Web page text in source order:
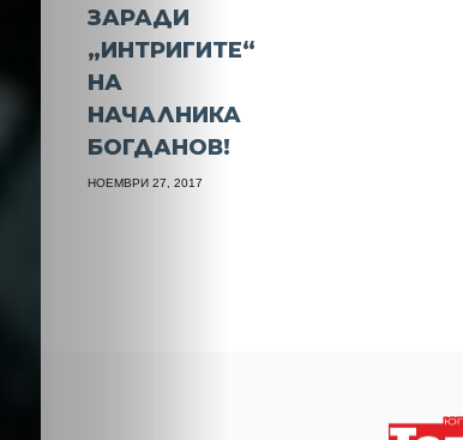
ЗАРАДИ
„ИНТРИГИТЕ“
НА
НАЧАЛНИКА
БОГДАНОВ!
НОЕМВРИ 27, 2017